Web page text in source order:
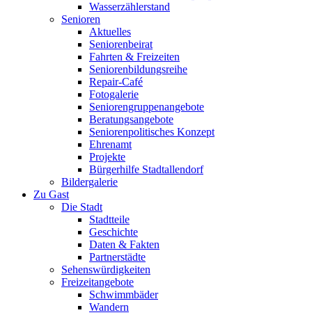
Wasserzählerstand
Senioren
Aktuelles
Seniorenbeirat
Fahrten & Freizeiten
Seniorenbildungsreihe
Repair-Café
Fotogalerie
Seniorengruppenangebote
Beratungsangebote
Seniorenpolitisches Konzept
Ehrenamt
Projekte
Bürgerhilfe Stadtallendorf
Bildergalerie
Zu Gast
Die Stadt
Stadtteile
Geschichte
Daten & Fakten
Partnerstädte
Sehenswürdigkeiten
Freizeitangebote
Schwimmbäder
Wandern